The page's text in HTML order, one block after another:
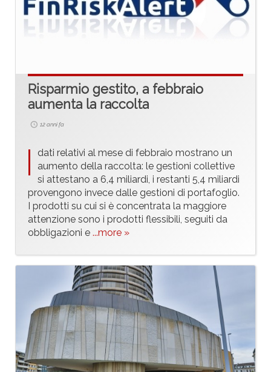
Risparmio gestito, a febbraio
aumenta la raccolta
12 anni fa
I
dati relativi al mese di febbraio mostrano un
aumento della raccolta: le gestioni collettive
si attestano a 6,4 miliardi, i restanti 5,4 miliardi
provengono invece dalle gestioni di portafoglio.
I prodotti su cui si è concentrata la maggiore
attenzione sono i prodotti flessibili, seguiti da
obbligazioni e ...more »